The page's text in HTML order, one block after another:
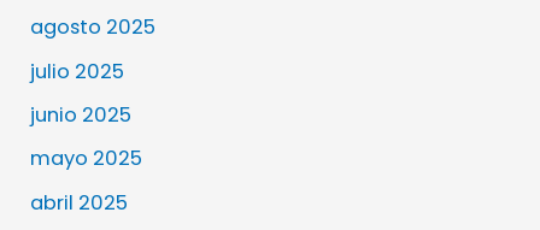
agosto 2025
julio 2025
junio 2025
mayo 2025
abril 2025